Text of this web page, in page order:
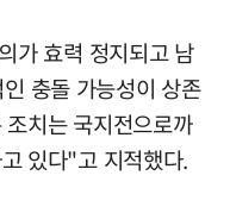
가 효력 정지되고 남
충돌 가능성이 상존
치는 국지전으로까
있다"고 지적했다.